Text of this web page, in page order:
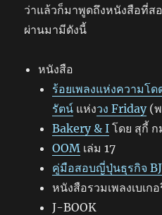
ว่าแล้วก็มาพูดถึงหนังสือที่ส
ผ่านมามีดังนี้
หนังสือ
ร้อยเพลงแห่งความโด
รัตน์ แห่งวง Friday(พ
Bakery & I โดย สุกี้
OOM เล่ม 17
คู่มือสอบญี่ปุ่นธุรกิจ
หนังสือรวมเพลงเบเก
J-BOOK